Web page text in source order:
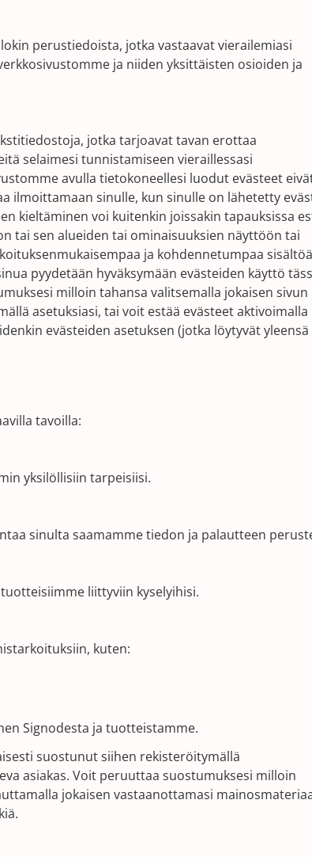
perustiedoista, jotka vastaavat vierailemiasi
ja niiden yksittäisten osioiden ja
jotka tarjoavat tavan erottaa
selaimesi tunnistamiseen vieraillessasi
avulla tietokoneellesi luodut evästeet
ilmoittamaan sinulle, kun sinulle on lähetetty
kieltäminen voi kuitenkin joissakin tapauksissa
tai sen alueiden tai ominaisuuksien näyttöön tai
ja kohdennetumpaa
pyydetään hyväksymään evästeiden käyttö
milloin tahansa valitsemalla jokaisen sivun
asetuksiasi, tai voit estää evästeet aktivoimalla
evästeiden asetuksen (jotka löytyvät yleensä
tavoilla:
yksilöllisiin tarpeisiisi.
sinulta saamamme tiedon ja palautteen
liittyviin kyselyihisi.
kuten:
Signodesta ja tuotteistamme.
suostunut siihen rekisteröitymällä
asiakas. Voit peruuttaa suostumuksesi milloin
jokaisen vastaanottamasi